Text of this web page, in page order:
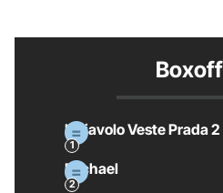
Il Diavolo Veste Prada 2
Michael